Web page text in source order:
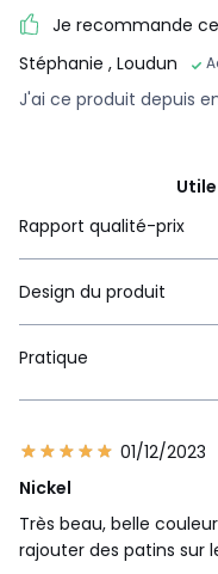
Je recommande
Stéphanie , Loudun
J'ai ce produit depuis
Rapport qualité-prix
Design du produit
Pratique
01/12/2023
Nickel
Très beau, belle
rajouter des patins sur